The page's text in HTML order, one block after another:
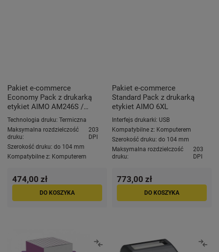
Pakiet e-commerce
Economy Pack z drukarką
etykiet AIMO AM246S /
biała
Technologia druku: Termiczna
Maksymalna rozdzielczość
druku:
203
DPI
Szerokość druku: do 104 mm
Kompatybilne z: Komputerem
474,00 zł
DO KOSZYKA
Pakiet e-commerce
Standard Pack z drukarką
etykiet AIMO 6XL
Interfejs drukarki: USB
Kompatybilne z: Komputerem
Szerokość druku: do 104 mm
Maksymalna rozdzielczość
druku:
203
DPI
773,00 zł
DO KOSZYKA